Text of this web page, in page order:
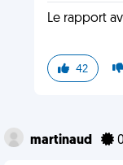
Le rapport
42
martinaud 0